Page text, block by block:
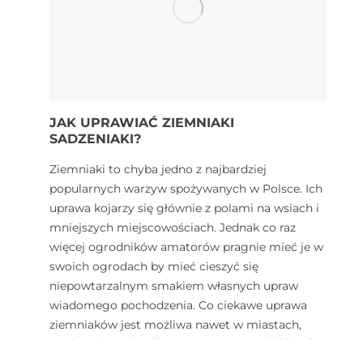
JAK UPRAWIAĆ ZIEMNIAKI
SADZENIAKI?
Ziemniaki to chyba jedno z najbardziej
popularnych warzyw spożywanych w Polsce. Ich
uprawa kojarzy się głównie z polami na wsiach i
mniejszych miejscowościach. Jednak co raz
więcej ogrodników amatorów pragnie mieć je w
swoich ogrodach by mieć cieszyć się
niepowtarzalnym smakiem własnych upraw
wiadomego pochodzenia. Co ciekawe uprawa
ziemniaków jest możliwa nawet w miastach,